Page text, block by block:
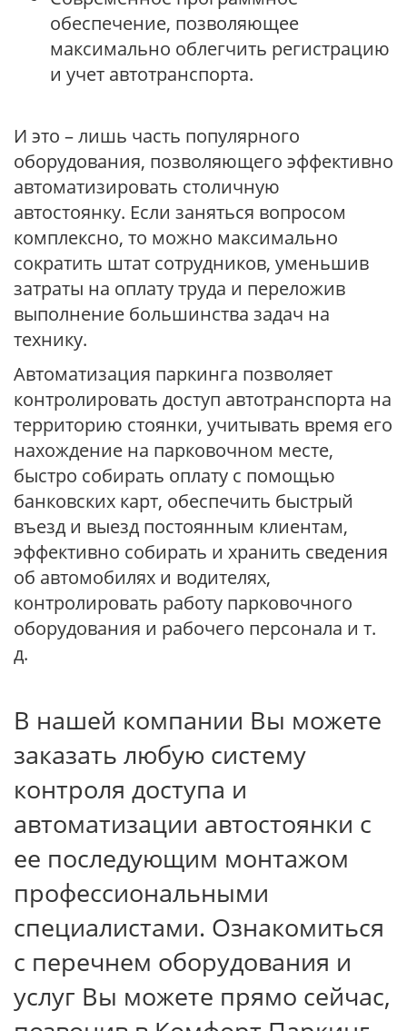
обеспечение, позволяющее
максимально облегчить регистрацию
и учет автотранспорта.
И это – лишь часть популярного
оборудования, позволяющего эффективно
автоматизировать столичную
автостоянку. Если заняться вопросом
комплексно, то можно максимально
сократить штат сотрудников, уменьшив
затраты на оплату труда и переложив
выполнение большинства задач на
технику.
Автоматизация паркинга позволяет
контролировать доступ автотранспорта на
территорию стоянки, учитывать время его
нахождение на парковочном месте,
быстро собирать оплату с помощью
банковских карт, обеспечить быстрый
въезд и выезд постоянным клиентам,
эффективно собирать и хранить сведения
об автомобилях и водителях,
контролировать работу парковочного
оборудования и рабочего персонала и т.
д.
В нашей компании Вы можете
заказать любую систему
контроля доступа и
автоматизации автостоянки с
ее последующим монтажом
профессиональными
специалистами. Ознакомиться
с перечнем оборудования и
услуг Вы можете прямо сейчас,